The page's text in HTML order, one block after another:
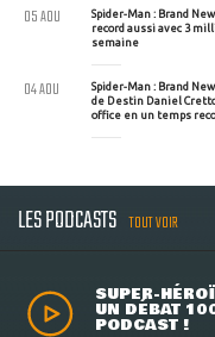
Spider-Man : Brand
record aussi avec 3
semaine
05 AOU
Spider-Man : Brand
de Destin Daniel
office en un temps
04 AOU
LES PODCASTS TOUT VOIR
SUPER-
UN DÉBAT
PODCAST !